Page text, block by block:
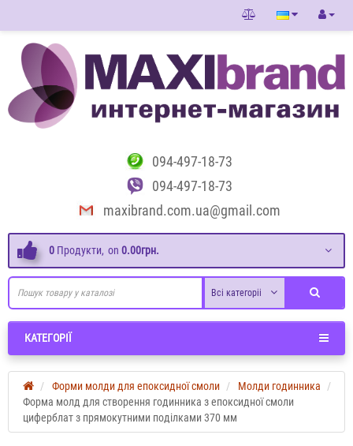
094-497-18-73
094-497-18-73
maxibrand.com.ua@gmail.com
0 Продукти, on 0.00грн.
Всі категоріі
КАТЕГОРІЇ
Форми молди для епоксидної смоли
Молди годинника
Форма молд для створення годинника з епоксидної смоли
циферблат з прямокутними поділками 370 мм